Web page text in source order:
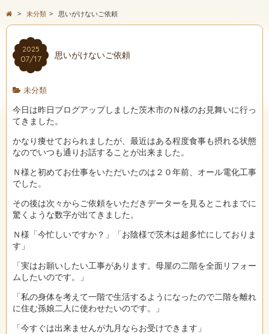
> 未分類 > 思いがけないご依頼
2025
07/17 思いがけないご依頼
未分類
今日は昨日ブログアップしました茨木市のＮ様のお見舞いに行っ
てきました。
かなり痩せておられましたが、最近はある程度食事も摂れる状態
なのでいつも通りお話することが出来ました。
Ｎ様と初めてお仕事をいただいたのは２０年前、オール電化工事
でした。
その後は次々からご依頼をいただきデーターを見るとこれまでに
驚くような数字が出てきました。
Ｎ様「今忙しいですか？」「お陰様で茨木は超多忙にしておりま
す」
「実はお願いしたい工事があります。母屋の二階を全面リフォー
ムしたいのです。」
「私の身体を考えて一階で生活するようになったので二階を離れ
に住む孫娘二人に使わせたいのです。」
「今すぐは出来ませんが九月ならお受けできます」